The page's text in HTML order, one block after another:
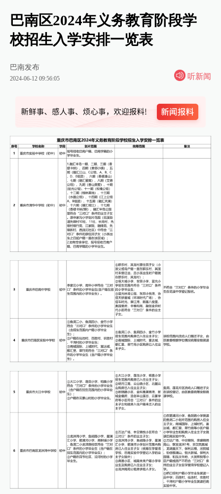
巴南区2024年义务教育阶段学
校招生入学安排一览表
巴南发布
2024-06-12 09:56:05 听新闻